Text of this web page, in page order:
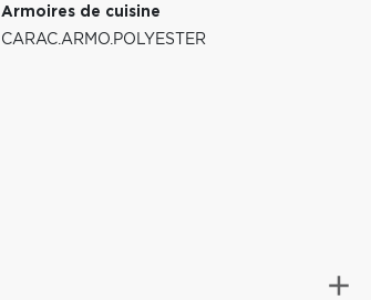
Armoires de cuisine
CARAC.ARMO.POLYESTER